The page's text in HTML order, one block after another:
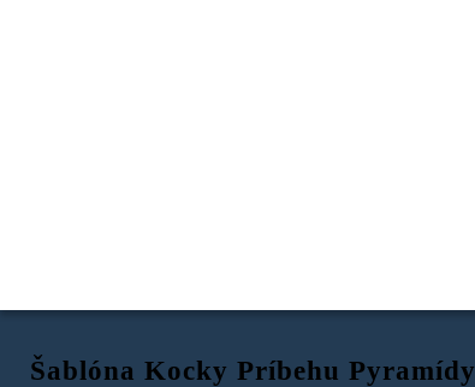
Šablóna Kocky Príbehu Pyramídy